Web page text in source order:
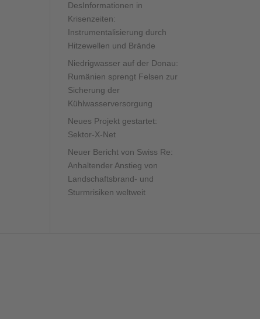
DesInformationen in
Krisenzeiten:
Instrumentalisierung durch
Hitzewellen und Brände
Niedrigwasser auf der Donau:
Rumänien sprengt Felsen zur
Sicherung der
Kühlwasserversorgung
Neues Projekt gestartet:
Sektor-X-Net
Neuer Bericht von Swiss Re:
Anhaltender Anstieg von
Landschaftsbrand- und
Sturmrisiken weltweit